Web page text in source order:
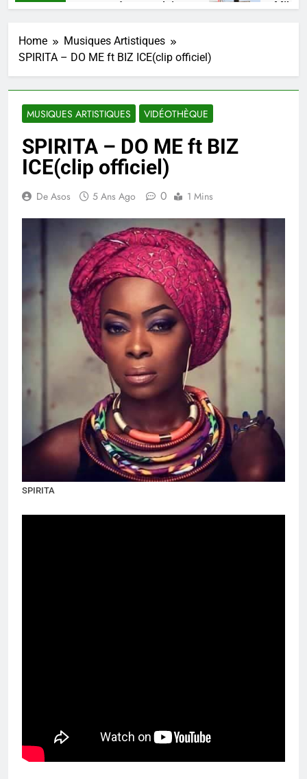
un talent, une pensée congolaise. Mikate
Home
Musiques Artistiques
SPIRITA – DO ME ft BIZ ICE(clip officiel)
MUSIQUES ARTISTIQUES VIDÉOTHÈQUE
SPIRITA – DO ME ft BIZ
ICE(clip officiel)
De Asos 5 Ans Ago 0 1 Mins
SPIRITA